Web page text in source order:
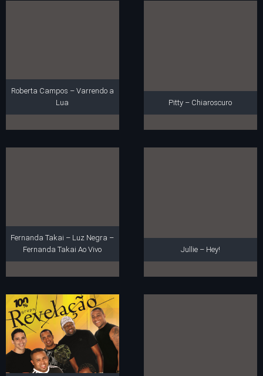
Roberta Campos – Varrendo a
Lua Pitty – Chiaroscuro
Fernanda Takai – Luz Negra –
Fernanda Takai Ao Vivo Jullie – Hey!